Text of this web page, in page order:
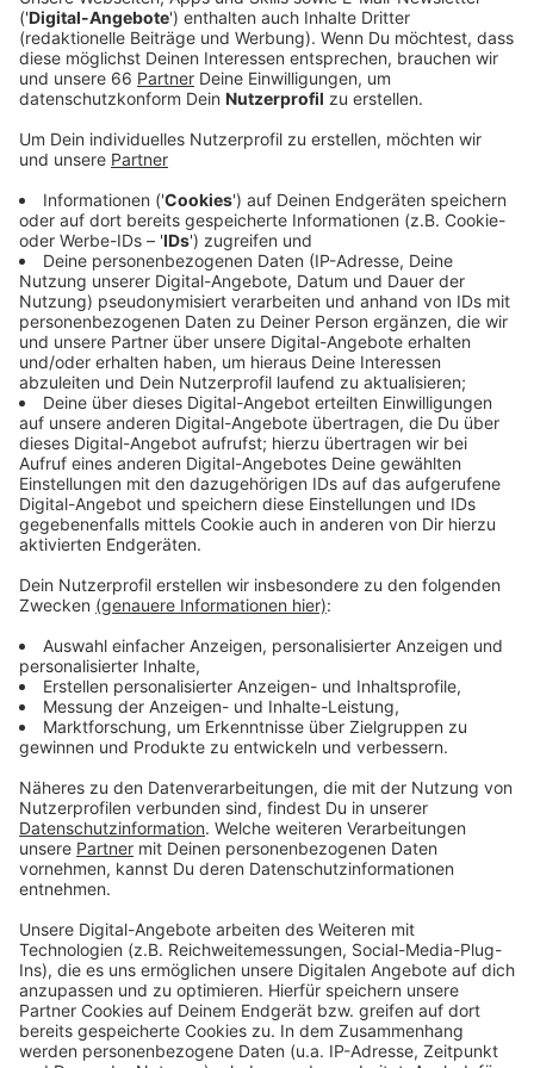
Der 19-jährige ist in seinem jungen Leben schon viel in
der Welt rumgekommen. Levent Geiger kommt
gebürtig aus München, hat seine Kindheit aber unter
anderem auch in Städten wie Chicago und São Paulo
verbracht. Hier lernte er nicht nur fünf Sprachen zu
sprechen, vor allem entdeckte er seine Liebe zur
Musik. Als er mit neun seinen ersten Wettbewerb
gewann, startet ein aufregender und
vielversprechender Musik-Weg für ihn. Mittlerweile hat
er seinen Sound in poppigen Melodien gefunden und
liefert uns frische und junge Musik. Das hört man auch
in seiner neuen Single "2 Dumb Kids".
Anzeige
Wir benötigen Ihre
Zustimmung, um den YouTube
Video-Service zu laden!
Drittanbieters, um Videoinhalte
einzubetten. Dieser Service kann
Daten zu Ihren Aktivitäten
sammeln. Bitte lesen Sie die
Nutzung des Service zu, um dieses
Video anzusehen.
Mehr Informationen
Akzeptieren
powered byUsercentrics Consent
Management Platform
Levent Geiger - 2 Dumb Kids
Anzeige